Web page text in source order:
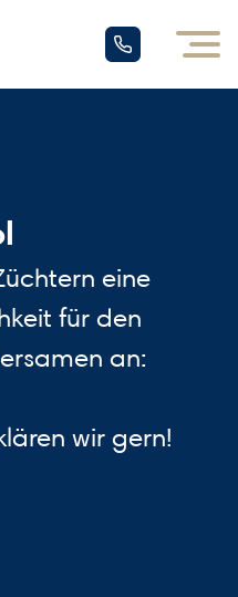
eine
für den
an:
wir gern!